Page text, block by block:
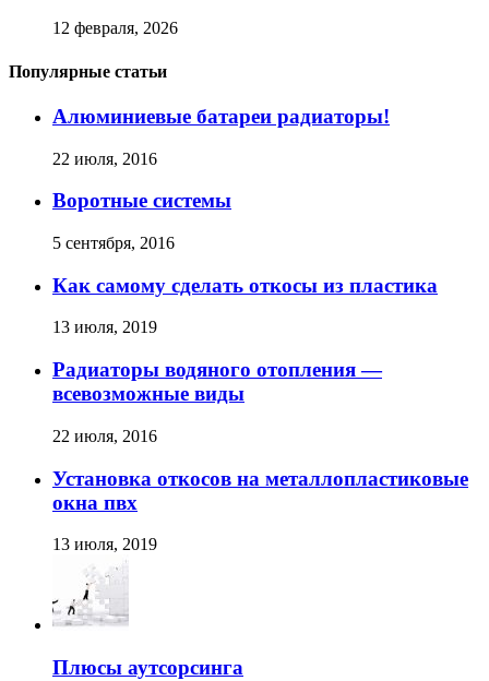
12 февраля, 2026
Популярные статьи
Алюминиевые батареи радиаторы!
22 июля, 2016
Воротные системы
5 сентября, 2016
Как самому сделать откосы из пластика
13 июля, 2019
Радиаторы водяного отопления —
всевозможные виды
22 июля, 2016
Установка откосов на металлопластиковые
окна пвх
13 июля, 2019
Плюсы аутсорсинга